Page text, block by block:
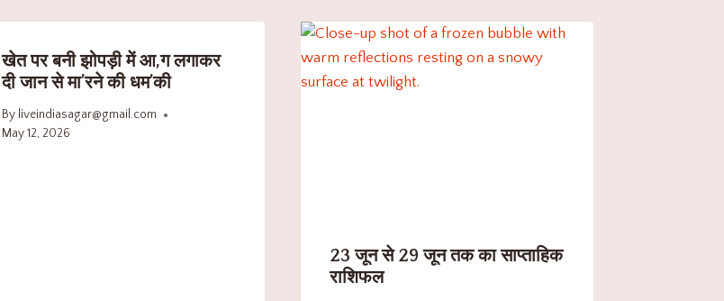
खेत पर बनी झोपड़ी में आ,ग लगाकर
दी जान से मा’रने की धम’की
By liveindiasagar@gmail.com
May 12, 2026
23 जून से 29 जून तक का साप्ताहिक
राशिफल